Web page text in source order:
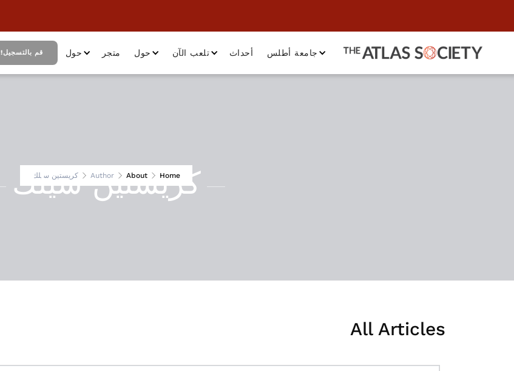
جامعة أطلس أحداث تلعب الآن حول متجر حول قم بالتسجيل!
Home
About
Author كريستين سيلك
كريستين سيلك
All Articles